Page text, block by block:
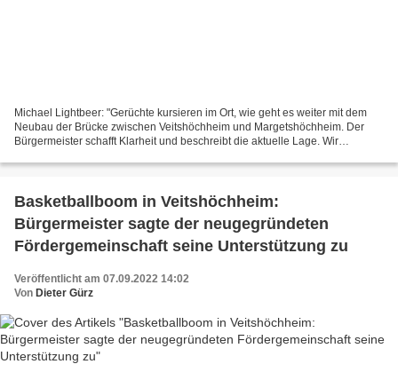
Michael Lightbeer: "Gerüchte kursieren im Ort, wie geht es weiter mit dem
Neubau der Brücke zwischen Veitshöchheim und Margetshöchheim. Der
Bürgermeister schafft Klarheit und beschreibt die aktuelle Lage. Wir
Basketballboom in Veitshöchheim:
Bürgermeister sagte der neugegründeten
Fördergemeinschaft seine Unterstützung zu
Veröffentlicht am 07.09.2022 14:02
Von Dieter Gürz